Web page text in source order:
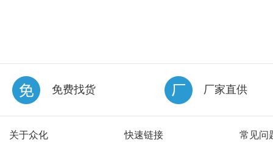
免费找货 厂家直供
关于众化 快速链接 常见问